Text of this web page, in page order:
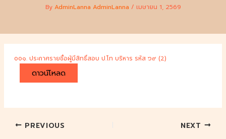
By AdminLanna AdminLanna / เมษายน 1, 2569
๐๐๑. ประกาศรายชื่อผู้มีสิทธิ์สอบ ป.โท บริหาร รหัส ๖๙ (2)
ดาวน์โหลด
PREVIOUS NEXT